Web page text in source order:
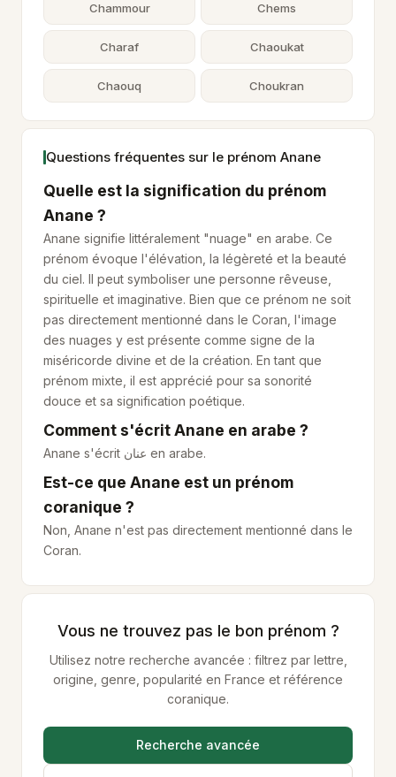
Chammour Chems
Charaf Chaoukat
Chaouq Choukran
Questions fréquentes sur le prénom Anane
Quelle est la signification du prénom
Anane ?
Anane signifie littéralement "nuage" en arabe. Ce
prénom évoque l'élévation, la légèreté et la beauté
du ciel. Il peut symboliser une personne rêveuse,
spirituelle et imaginative. Bien que ce prénom ne soit
pas directement mentionné dans le Coran, l'image
des nuages y est présente comme signe de la
miséricorde divine et de la création. En tant que
prénom mixte, il est apprécié pour sa sonorité
douce et sa signification poétique.
Comment s'écrit Anane en arabe ?
Anane s'écrit عنان en arabe.
Est-ce que Anane est un prénom
coranique ?
Non, Anane n'est pas directement mentionné dans le
Coran.
Vous ne trouvez pas le bon prénom ?
Utilisez notre recherche avancée : filtrez par lettre,
origine, genre, popularité en France et référence
coranique.
Recherche avancée